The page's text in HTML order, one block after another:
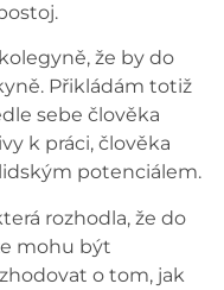
že by do
Přikládám totiž
sebe člověka
k práci, člověka
potenciálem.
rozhodla, že do
mohu být
o tom, jak